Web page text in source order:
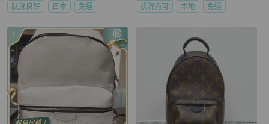
狀況良好 日本 免運 狀況尚可 本地 免運